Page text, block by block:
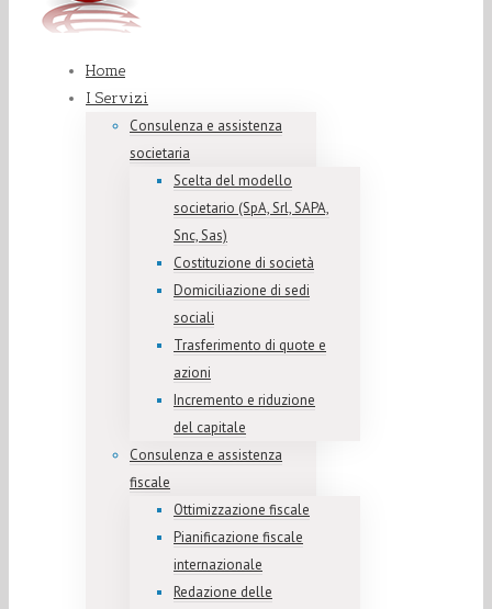
Home
I Servizi
Consulenza e assistenza
societaria
Scelta del modello
societario (SpA, Srl, SAPA,
Snc, Sas)
Costituzione di società
Domiciliazione di sedi
sociali
Trasferimento di quote e
azioni
Incremento e riduzione
del capitale
Consulenza e assistenza
fiscale
Ottimizzazione fiscale
Pianificazione fiscale
internazionale
Redazione delle